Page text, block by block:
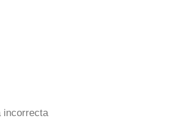
incorrecta